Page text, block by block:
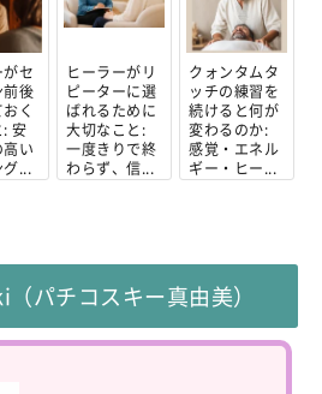
がセ
前後
く
安
い
グ...
ヒーラーがリ
ピーターに選
ばれるために
大切なこと:
一度きりで終
わらず、信...
クォンタムタ
ッチの練習を
続けると何が
変わるのか:
感覚・エネル
ギー・ヒー...
パチコスキー真由美）